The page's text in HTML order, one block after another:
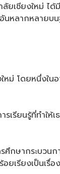
เชียงใหม่
หลากหลายบ
โดยหนึ่งใน
เรียนรู้ที่ทำ
ษากระบวน
เรียงเป็นเ